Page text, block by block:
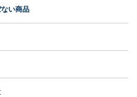
い商品